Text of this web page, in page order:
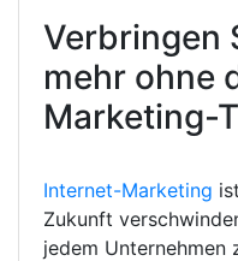
Verbringen
mehr ohne
Marketing-
Internet-Marketing
Zukunft
jedem Unternehmen